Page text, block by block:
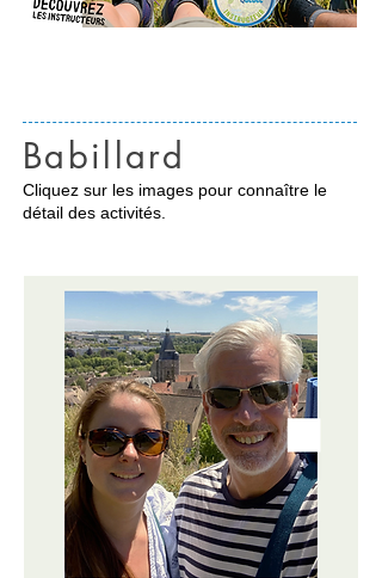
Babillard
Cliquez sur les images pour connaître le
détail des activités.